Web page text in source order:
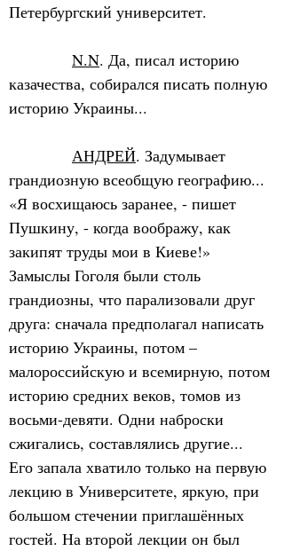
Петербургский университет.
N.N. Да, писал историю
казачества, собирался писать полную
историю Украины...
АНДРЕЙ. Задумывает
грандиозную всеобщую географию...
«Я восхищаюсь заранее, - пишет
Пушкину, - когда воображу, как
закипят труды мои в Киеве!»
Замыслы Гоголя были столь
грандиозны, что парализовали друг
друга: сначала предполагал написать
историю Украины, потом –
малороссийскую и всемирную, потом
историю средних веков, томов из
восьми-девяти. Одни наброски
сжигались, составлялись другие...
Его запала хватило только на первую
лекцию в Университете, яркую, при
большом стечении приглашённых
гостей. На второй лекции он был